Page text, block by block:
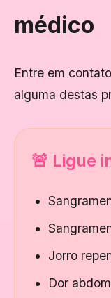
médico
Entre em
alguma destas
🚨 Ligue
Jorro
Dor